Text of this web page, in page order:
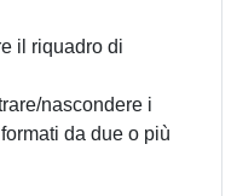
il riquadro di
nascondere i
da due o più